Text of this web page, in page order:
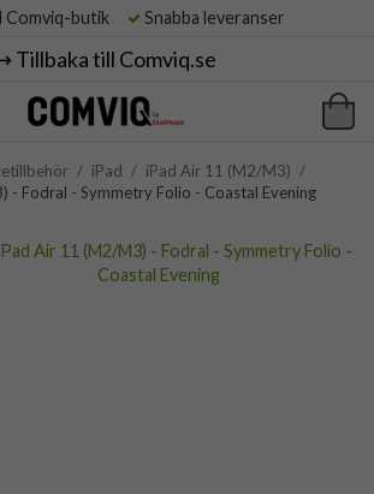
Comviq-butik Snabba leveranser
Tillbaka till Comviq.se
/ iPad / iPad Air 11 (M2/M3) /
- Fodral - Symmetry Folio - Coastal Evening